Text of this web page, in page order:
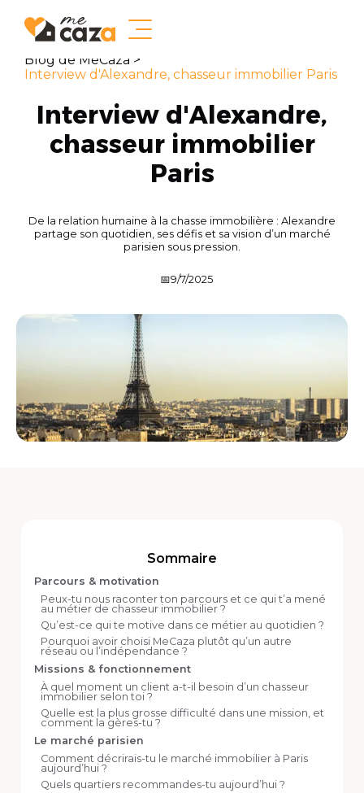
Blog de MeCaza >
Interview d'Alexandre, chasseur immobilier Paris
Interview d'Alexandre,
chasseur immobilier
Paris
De la relation humaine à la chasse immobilière : Alexandre
partage son quotidien, ses défis et sa vision d’un marché
parisien sous pression.
📅9/7/2025
Sommaire
Parcours & motivation
Peux-tu nous raconter ton parcours et ce qui t’a mené
au métier de chasseur immobilier ?
Qu’est-ce qui te motive dans ce métier au quotidien ?‍
Pourquoi avoir choisi MeCaza plutôt qu’un autre
réseau ou l’indépendance ?‍
Missions & fonctionnement
À quel moment un client a-t-il besoin d’un chasseur
immobilier selon toi ?‍
Quelle est la plus grosse difficulté dans une mission, et
comment la gères-tu ?‍
Le marché parisien
Comment décrirais-tu le marché immobilier à Paris
aujourd’hui ?‍
Quels quartiers recommandes-tu aujourd’hui ?‍